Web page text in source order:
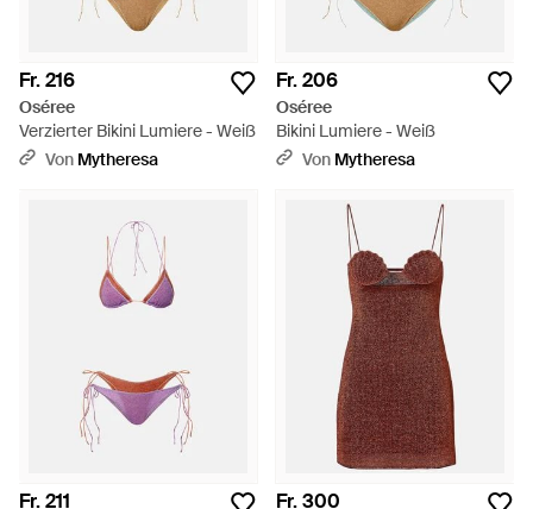
Fr. 216
Oséree
Verzierter Bikini Lumiere - Weiß
Von Mytheresa
Fr. 206
Oséree
Bikini Lumiere - Weiß
Von Mytheresa
Fr. 211 Fr. 300